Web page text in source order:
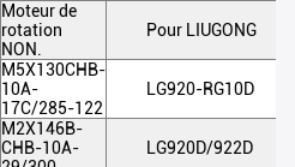
Moteur de
rotation
NON.
Pour LIUGONG
M5X130CHB-
10A-
17C/285-122
LG920-RG10D
M2X146B-
CHB-10A-
LG920D/922D